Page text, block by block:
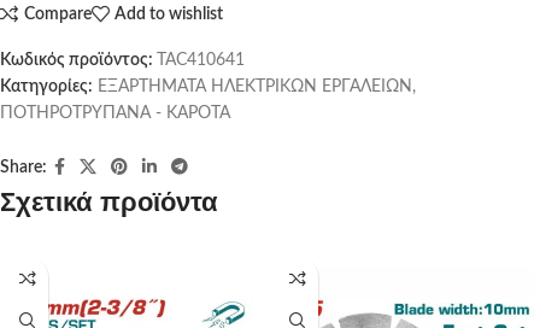
Compare Add to wishlist
Κωδικός προϊόντος:
TAC410641
Κατηγορίες: ΕΞΑΡΤΗΜΑΤΑ ΗΛΕΚΤΡΙΚΩΝ ΕΡΓΑΛΕΙΩΝ ,
ΠΟΤΗΡΟΤΡΥΠΑΝΑ - ΚΑΡΟΤΑ
Share:
Σχετικά προϊόντα